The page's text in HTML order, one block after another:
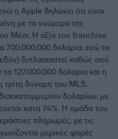
η Apple δηλώνει ότι είναι
με τα νούμερα της
Μέσι. Η αξία του franchise
700.000.000 δολάρια, ενώ τα
διπλασιαστεί καθώς από
127.000.000 δολάρια και η
τρίτη δύναμη του MLS,
δολαρίων, με
κατά 74%. Η ομάδα του
πληρωμές, με τις
μερικές φορές